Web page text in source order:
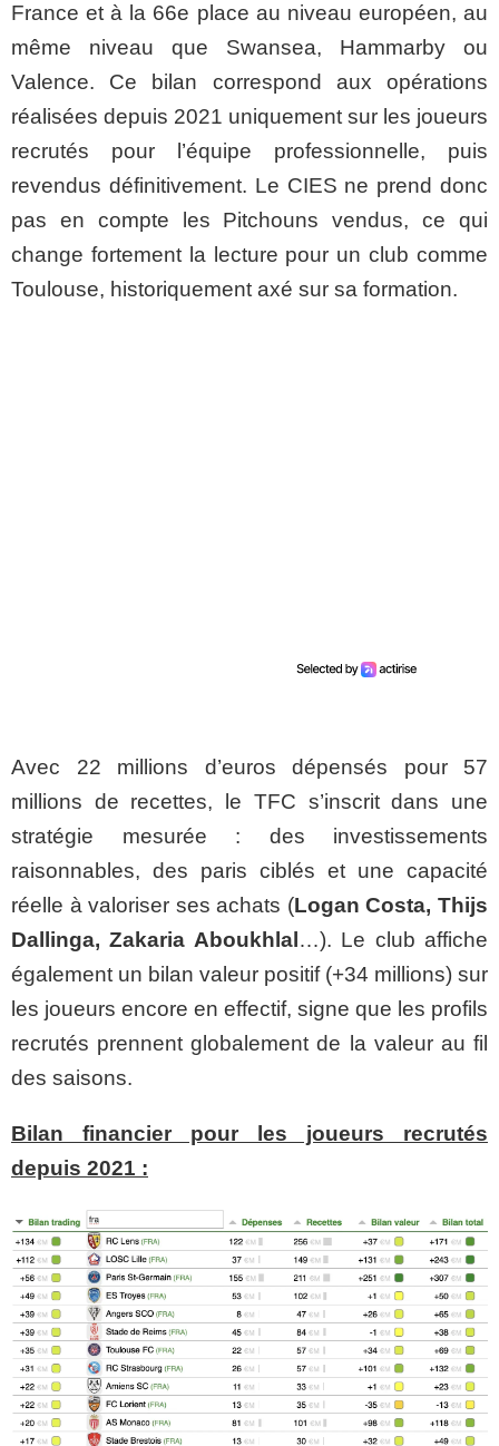
France et à la 66e place au niveau européen, au
même niveau que Swansea, Hammarby ou
Valence. Ce bilan correspond aux opérations
réalisées depuis 2021 uniquement sur les joueurs
recrutés pour l’équipe professionnelle, puis
revendus définitivement. Le CIES ne prend donc
pas en compte les Pitchouns vendus, ce qui
change fortement la lecture pour un club comme
Toulouse, historiquement axé sur sa formation.
Avec 22 millions d’euros dépensés pour 57
millions de recettes, le TFC s’inscrit dans une
stratégie mesurée : des investissements
raisonnables, des paris ciblés et une capacité
réelle à valoriser ses achats (Logan Costa, Thijs
Dallinga, Zakaria Aboukhlal …). Le club affiche
également un bilan valeur positif (+34 millions) sur
les joueurs encore en effectif, signe que les profils
recrutés prennent globalement de la valeur au fil
des saisons.
Bilan financier pour les joueurs recrutés
depuis 2021 :